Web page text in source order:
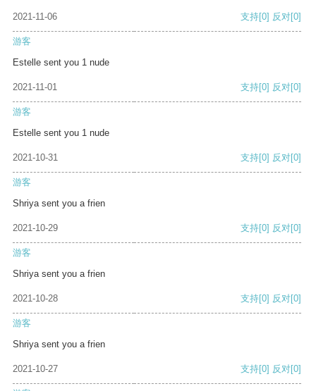
2021-11-06 支持[0] 反对[0]
游客
Estelle sent you 1 nude
2021-11-01 支持[0] 反对[0]
游客
Estelle sent you 1 nude
2021-10-31 支持[0] 反对[0]
游客
Shriya sent you a frien
2021-10-29 支持[0] 反对[0]
游客
Shriya sent you a frien
2021-10-28 支持[0] 反对[0]
游客
Shriya sent you a frien
2021-10-27 支持[0] 反对[0]